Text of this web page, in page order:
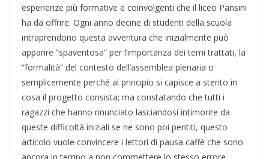
esperienze più formative e coinvolgenti che il liceo Pansini
ha da offrire. Ogni anno decine di studenti della scuola
intraprendono questa avventura che inizialmente può
apparire “spaventosa” per l’importanza dei temi trattati, la
“formalità” del contesto dell’assemblea plenaria o
semplicemente perché al principio si capisce a stento in
cosa il progetto consista; ma constatando che tutti i
ragazzi che hanno rinunciato lasciandosi intimorire da
queste difficoltà iniziali se ne sono poi pentiti, questo
articolo vuole convincere i lettori di pausa caffè che sono